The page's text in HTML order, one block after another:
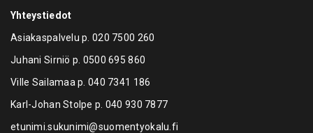
Yhteystiedot
Asiakaspalvelu p.020 7500 260
Juhani Sirniö p. 0500 695 860
Ville Sailamaa p.040 7341 186
Karl-Johan Stolpe p. 040 930 7877
etunimi.sukunimi@suomentyokalu.fi